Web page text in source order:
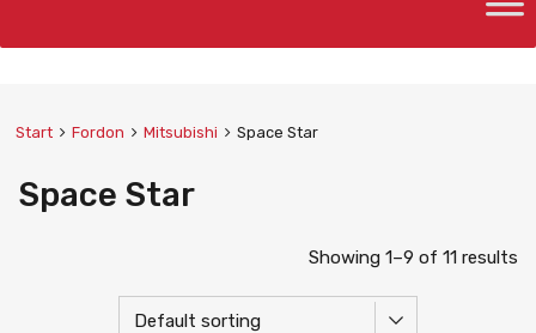
Start Fordon Mitsubishi Space Star
Space Star
Showing 1–9 of 11 results